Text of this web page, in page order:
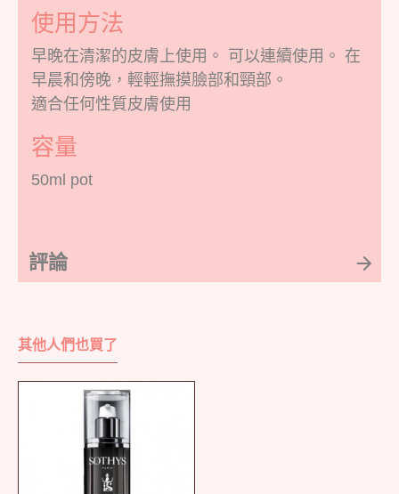
使用方法
早晚在清潔的皮膚上使用。 可以連續使用。 在
早晨和傍晚，輕輕撫摸臉部和頸部。
適合任何性質皮膚使用
容量
50ml pot
評論
其他人們也買了